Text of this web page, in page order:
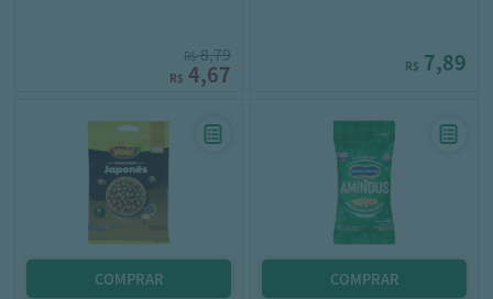
R$8,79
R$ 4,67 R$ 7,89